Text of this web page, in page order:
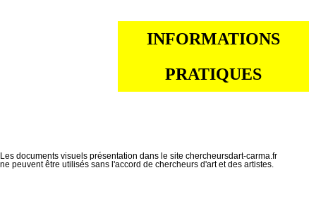
INFORMATIONS
PRATIQUES
Les documents visuels présentation dans le site chercheursdart-carma.fr
ne peuvent être utilisés sans l'accord de chercheurs d'art et des artistes.